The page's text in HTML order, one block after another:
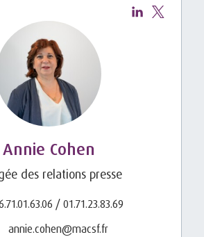
Annie Cohen
des relations presse
/ 01.71.23.83.69
annie.cohen@macsf.fr